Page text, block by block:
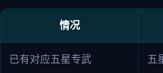
情况
已有对应五星专武 五